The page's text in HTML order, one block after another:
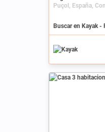
Buscar en Kayak -